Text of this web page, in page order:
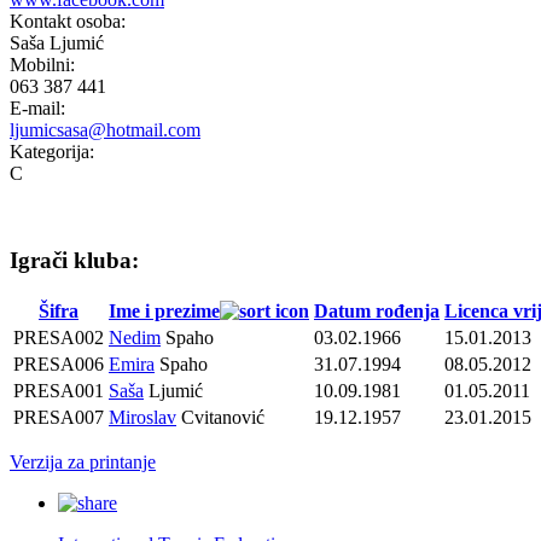
Kontakt osoba:
Saša Ljumić
Mobilni:
063 387 441
E-mail:
ljumicsasa@hotmail.com
Kategorija:
C
Igrači kluba:
Šifra Ime i prezime Datum rođenja Licenca
PRESA002 Nedim Spaho 03.02.1966
15.01.2013
PRESA006 Emira Spaho 31.07.1994
08.05.2012
PRESA001 Saša Ljumić 10.09.1981
01.05.2011
PRESA007 Miroslav Cvitanović 19.12.1957 23.01.2015
Verzija za printanje